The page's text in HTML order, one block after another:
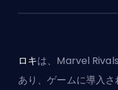
ロキは、Marvel
あり、ゲームに導入